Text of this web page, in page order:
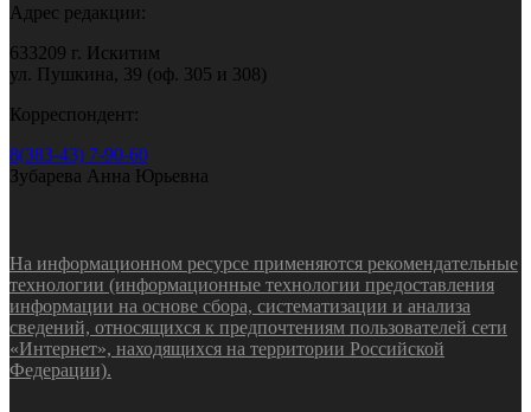
Адрес редакции:
633209 г. Искитим
ул. Пушкина, 39 (оф. 305 и 308)
Корреспондент:
8(383-43) 7-90-60
Зубарева Анна Юрьевна
На информационном ресурсе применяются рекомендательные
технологии (информационные технологии предоставления
информации на основе сбора, систематизации и анализа
сведений, относящихся к предпочтениям пользователей сети
«Интернет», находящихся на территории Российской
Федерации).